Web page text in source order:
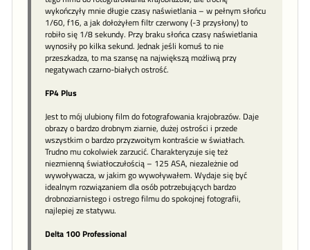
wykończyły mnie długie czasy naświetlania – w pełnym słońcu
1/60, f16, a jak dołożyłem filtr czerwony (-3 przysłony) to
robiło się 1/8 sekundy. Przy braku słońca czasy naświetlania
wynosiły po kilka sekund. Jednak jeśli komuś to nie
przeszkadza, to ma szansę na największą możliwą przy
negatywach czarno-białych ostrość.
FP4 Plus
Jest to mój ulubiony film do fotografowania krajobrazów. Daje
obrazy o bardzo drobnym ziarnie, dużej ostrości i przede
wszystkim o bardzo przyzwoitym kontraście w światłach.
Trudno mu cokolwiek zarzucić. Charakteryzuje się też
niezmienną światłoczułością – 125 ASA, niezależnie od
wywoływacza, w jakim go wywoływałem. Wydaje się być
idealnym rozwiązaniem dla osób potrzebujących bardzo
drobnoziarnistego i ostrego filmu do spokojnej fotografii,
najlepiej ze statywu.
Delta 100 Professional